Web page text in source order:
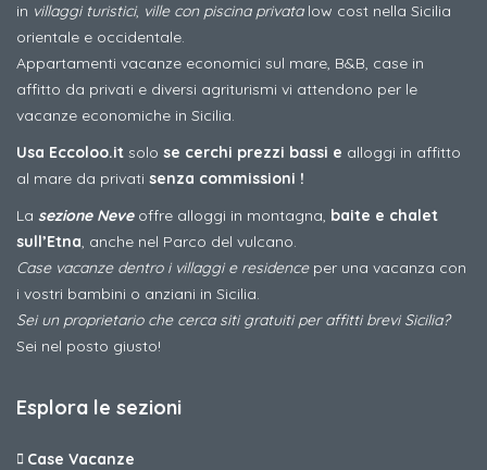
in villaggi turistici, ville con piscina privatalow cost nella Sicilia
orientale e occidentale.
Appartamenti vacanze economici sul mare, B&B, case in
affitto da privati e diversi agriturismi vi attendono per le
vacanze economiche in Sicilia.
Usa Eccoloo.it solo se cerchi prezzi bassi e alloggi in affitto
al mare da privati senza commissioni !
La sezione Neveoffre alloggi in montagna, baite e chalet
sull’Etna, anche nel Parco del vulcano.
Case vacanze dentro i villaggi e residenceper una vacanza con
i vostri bambini o anziani in Sicilia.
Sei un proprietario che cerca siti gratuiti per affitti brevi Sicilia?
Sei nel posto giusto!
Esplora le sezioni
Case Vacanze